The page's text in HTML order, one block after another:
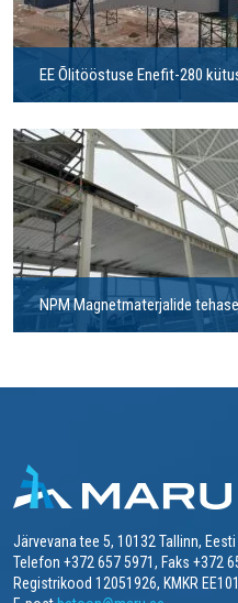
EE Õlitööstuse Enefit-280
NPM Magnetmaterjalide
Järvevana tee 5, 10132 Tallinn, Eesti
Telefon +372 657 5971, Faks +372
Registrikood 12051926, KMKR